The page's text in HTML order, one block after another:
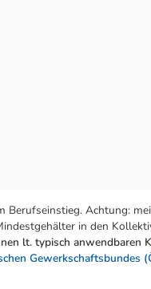
Achtung:
in den
lt. typisch anwendbaren
Gewerkschaftsbundes